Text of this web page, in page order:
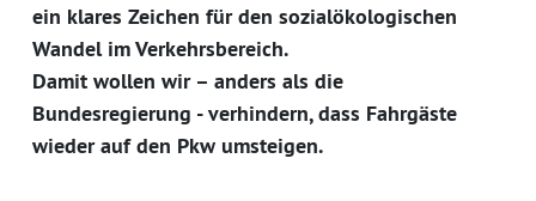
ein klares Zeichen für den sozialökologischen
Wandel im Verkehrsbereich.
Damit wollen wir – anders als die
Bundesregierung - verhindern, dass Fahrgäste
wieder auf den Pkw umsteigen.